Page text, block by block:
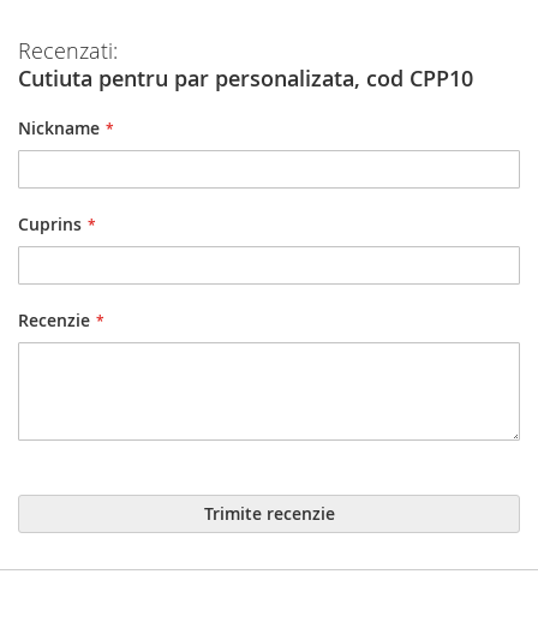
Recenzati:
Cutiuta pentru par personalizata, cod CPP10
Nickname
Cuprins
Recenzie
Trimite recenzie